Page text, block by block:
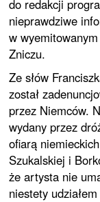
do redakcji
nieprawdziwe
w
Zniczu.
Ze słów
został
przez Niemców.
wydany przez
ofiarą
Szukalskiej i
że artysta nie
niestety